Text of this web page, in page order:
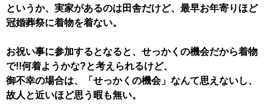
というか、実家があるのは田舎だけど、最早お年寄りほど
冠婚葬祭に着物を着ない。
お祝い事に参加するとなると、せっかくの機会だから着物
で!!何着ようかな?と考えられるけど、
御不幸の場合は、「せっかくの機会」なんて思えないし、
故人と近いほど思う暇も無い。